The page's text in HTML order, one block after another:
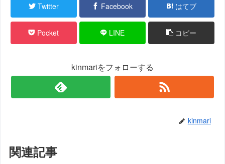
Twitter Facebook はてブ
Pocket LINE コピー
kinmariをフォローする
kinmari
関連記事